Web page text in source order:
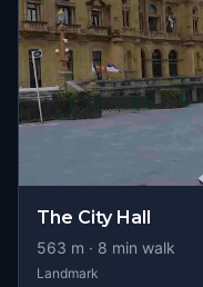
The City Hall
563 m · 8 min walk
Landmark